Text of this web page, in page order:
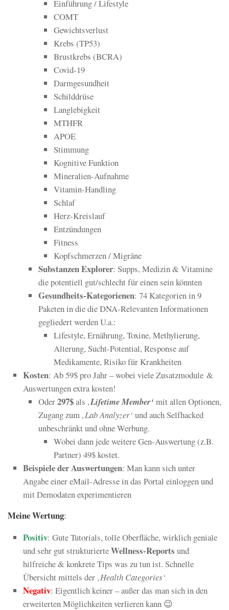
Einführung / Lifestyle
COMT
Gewichtsverlust
Krebs (TP53)
Brustkrebs (BCRA)
Covid-19
Darmgesundheit
Schilddrüse
Langlebigkeit
MTHFR
APOE
Stimmung
Kognitive Funktion
Mineralien-Aufnahme
Vitamin-Handling
Schlaf
Herz-Kreislauf
Entzündungen
Fitness
Kopfschmerzen / Migräne
Substanzen Explorer: Supps, Medizin & Vitamine
die potentiell gut/schlecht für einen sein könnten
Gesundheits-Kategorienen: 74 Kategorien in 9
Paketen in die die DNA-Relevanten Informationen
gegliedert werden U.a.:
Lifestyle, Ernährung, Toxine, Methylierung,
Alterung, Sucht-Potential, Response auf
Medikamente, Risiko für Krankheiten
Kosten: Ab59$ pro Jahr– wobei viele Zusatzmodule &
Auswertungen extra kosten!
Oder297$als ‚Lifetime Member‘mit allen Optionen,
Zugang zum ‚Lab Analyzer‘ und auch Selfhacked
unbeschränkt und ohne Werbung.
Wobei dann jede weitere Gen-Auswertung (z.B.
Partner) 49$ kostet.
Beispiele der Auswertungen: Man kann sich unter
Angabe einer eMail-Adresse in das Portal einloggen und
mit Demodaten experimentieren
Meine Wertung:
Positiv: Gute Tutorials, tolle Oberfläche, wirklich geniale
und sehr gut strukturierteWellness-Reports und
hilfreiche & konkrete Tips was zu tun ist. Schnelle
Übersicht mittels der ‚Health Categories‘
Negativ: Eigentlich keiner – außer das man sich in den
erweiterten Möglichkeiten verlieren kann 😉